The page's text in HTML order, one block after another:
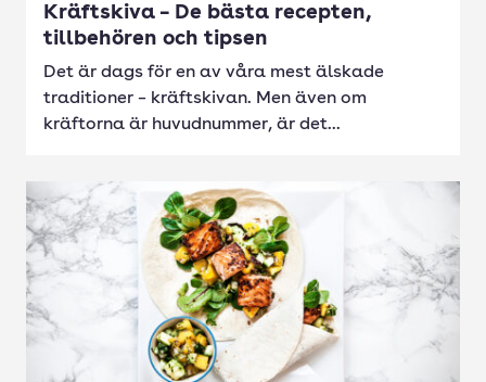
Kräftskiva – De bästa recepten,
tillbehören och tipsen
Det är dags för en av våra mest älskade
traditioner – kräftskivan. Men även om
kräftorna är huvudnummer, är det...